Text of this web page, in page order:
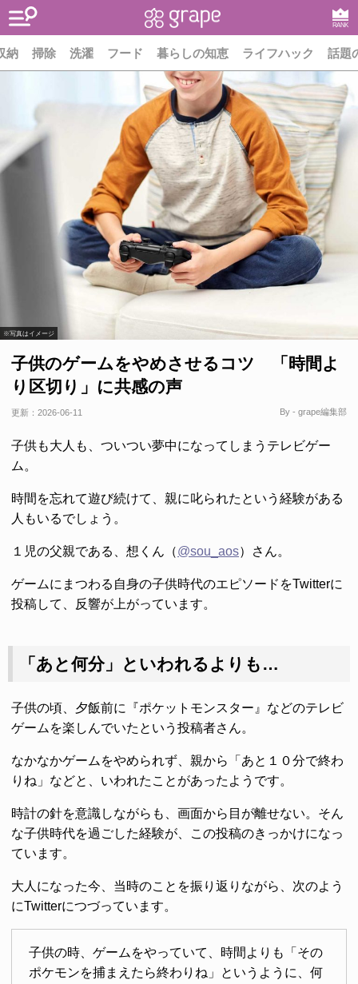
RANK
納 掃除 洗濯 フード 暮らしの知恵 ライフハック 話題
※写真はイメージ
子供のゲームをやめさせるコツ 「時間よ
り区切り」に共感の声
更新： 2026-06-11 By - grape編集部
子供も大人も、ついつい夢中になってしまうテレビゲー
ム。
時間を忘れて遊び続けて、親に叱られたという経験がある
人もいるでしょう。
１児の父親である、想くん（@sou_aos）さん。
ゲームにまつわる自身の子供時代のエピソードをTwitterに
投稿して、反響が上がっています。
「あと何分」といわれるよりも…
子供の頃、夕飯前に『ポケットモンスター』などのテレビ
ゲームを楽しんでいたという投稿者さん。
なかなかゲームをやめられず、親から「あと１０分で終わ
りね」などと、いわれたことがあったようです。
時計の針を意識しながらも、画面から目が離せない。そん
な子供時代を過ごした経験が、この投稿のきっかけになっ
ています。
大人になった今、当時のことを振り返りながら、次のよう
にTwitterにつづっています。
子供の時、ゲームをやっていて、時間よりも「その
ポケモンを捕まえたら終わりね」というように、何